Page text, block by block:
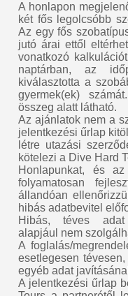
A honlapon
két fős legolcsóbb
Az egy fős
jutó árai ettől
vonatkozó
naptárban, az
kiválasztotta a
gyermek(ek)
összeg alatt látható.
Az ajánlatok nem a
jelentkezési űrlap
létre utazási
kötelezi a Dive Hard
Honlapunkat, és
folyamatosan
állandóan
hibás adatbevitel
Hibás, téves adat
alapjául nem
A foglalás/
esetlegesen
egyéb adat
A jelentkezési űrlap